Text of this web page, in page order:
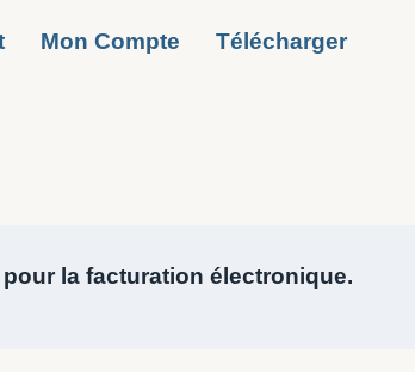
Mon Compte Télécharger
la facturation électronique.